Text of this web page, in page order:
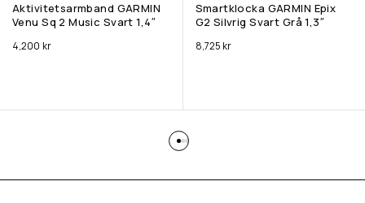
Aktivitetsarmband GARMIN
Venu Sq 2 Music Svart 1,4″
4,200 kr
Smartklocka GARMIN Epix
G2 Silvrig Svart Grå 1,3″
8,725 kr